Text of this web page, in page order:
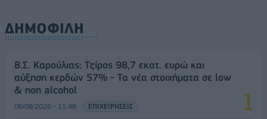
ΔΗΜΟΦΙΛΗ
Β.Σ. Καρούλιας: Τζίρος 98,7 εκατ. ευρώ και
αύξηση κερδών 57% - Τα νέα στοιχήματα σε low
& non alcohol
06/08/2026 - 11:48 ΕΠΙΧΕΙΡΗΣΕΙΣ